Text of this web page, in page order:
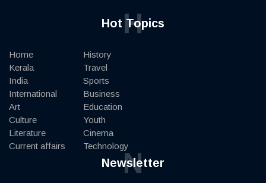
Hot Topics
H
Home
Kerala
India
International
Art
Culture
Literature
Current affairs
History
Travel
Sports
Business
Education
Youth
Cinema
Technology
Newsletter
N